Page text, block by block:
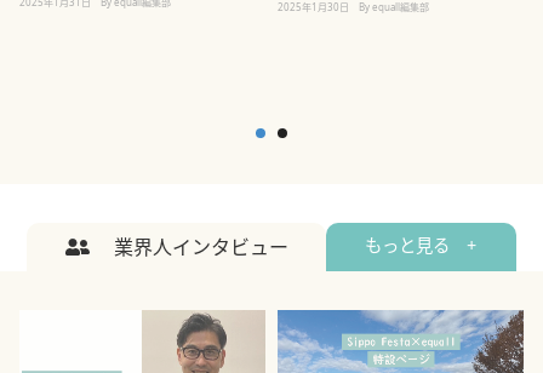
2025年1月30日 By equall編集部
業界人インタビュー もっと見る +